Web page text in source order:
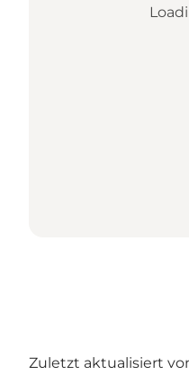
Zuletzt aktualisiert